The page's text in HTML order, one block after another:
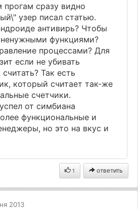
сразу видно
узер писал статью.
антивирь? Чтобы
ненужными функциями?
процессами? Для
если не убивать
Так есть
который считает так-же
счетчики.
от симбиана
функциональные и
но это на вкус и
1 ответить
2013